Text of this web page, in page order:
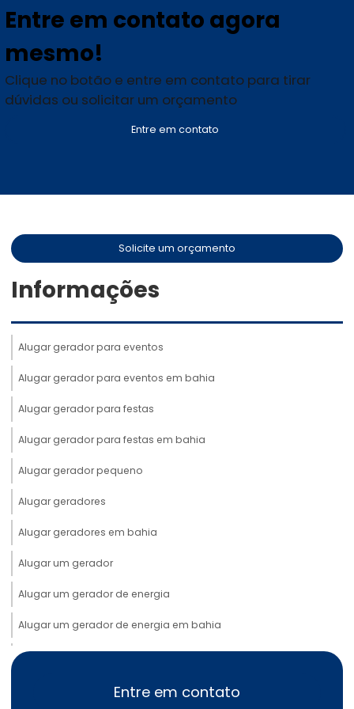
Entre em contato agora
mesmo!
Clique no botão e entre em contato para tirar
dúvidas ou solicitar um orçamento
Entre em contato
Solicite um orçamento
Informações
Alugar gerador para eventos
Alugar gerador para eventos em bahia
Alugar gerador para festas
Alugar gerador para festas em bahia
Alugar gerador pequeno
Alugar geradores
Alugar geradores em bahia
Alugar um gerador
Alugar um gerador de energia
Alugar um gerador de energia em bahia
Aluguel de cabos elétricos
Aluguel de cabos elétricos em bahia
Entre em contato